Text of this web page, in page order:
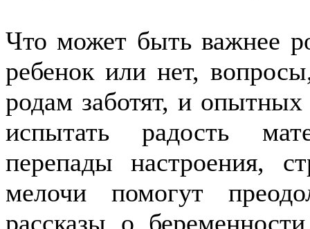
Что может быть важнее
ребенок или нет,
родам заботят, и
испытать радость
перепады настроения,
мелочи помогут
рассказы о